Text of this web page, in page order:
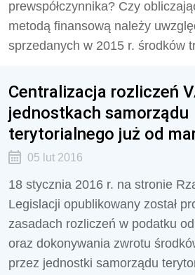
prewspółczynnika? Czy
metodą finansową należy
sprzedanych w 2015 r. środków
Centralizacja rozliczeń
jednostkach samorządu
terytorialnego już od
05 lut 2016
18 stycznia 2016 r. na stronie
Legislacji opublikowany został
zasadach rozliczeń w podatku
oraz dokonywania zwrotu
przez jednostki samorządu